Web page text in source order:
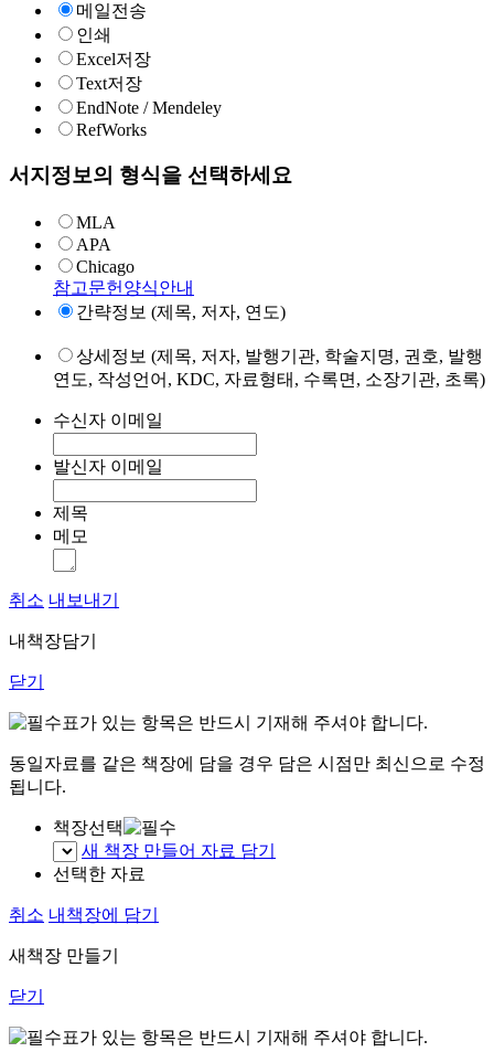
메일전송
인쇄
Excel저장
Text저장
EndNote / Mendeley
RefWorks
서지정보의 형식을 선택하세요
MLA
APA
Chicago
참고문헌양식안내
간략정보 (제목, 저자, 연도)
상세정보 (제목, 저자, 발행기관, 학술지명, 권호, 발행
연도, 작성언어, KDC, 자료형태, 수록면, 소장기관, 초록)
수신자 이메일
발신자 이메일
제목
메모
취소 내보내기
내책장담기
닫기
표가 있는 항목은 반드시 기재해 주셔야 합니다.
동일자료를 같은 책장에 담을 경우 담은 시점만 최신으로 수정
됩니다.
책장선택
새 책장 만들어 자료 담기
선택한 자료
취소 내책장에 담기
새책장 만들기
닫기
표가 있는 항목은 반드시 기재해 주셔야 합니다.